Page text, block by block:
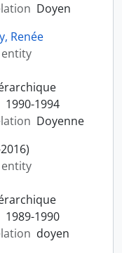
Doyen
Renée
1990-1994
Doyenne
1989-1990
doyen